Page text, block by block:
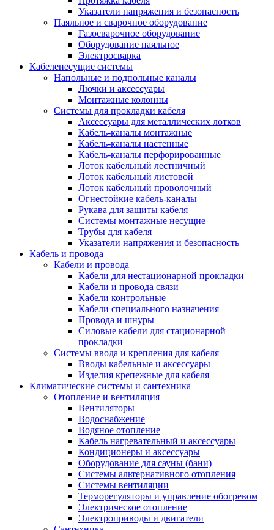
Указатели напряжения и безопасность
Паяльное и сварочное оборудование
Газосварочное оборудование
Оборудование паяльное
Электросварка
Кабеленесущие системы
Напольные и подпольные каналы
Лючки и аксессуары
Монтажные колонны
Системы для прокладки кабеля
Аксессуары для металлических лотков
Кабель-каналы монтажные
Кабель-каналы настенные
Кабель-каналы перфорированные
Лоток кабельный лестничный
Лоток кабельный листовой
Лоток кабельный проволочный
Огнестойкие кабель-каналы
Рукава для защиты кабеля
Системы монтажные несущие
Трубы для кабеля
Указатели напряжения и безопасность
Кабель и провода
Кабели и провода
Кабели для нестационарной прокладки
Кабели и провода связи
Кабели контрольные
Кабели специального назначения
Провода и шнуры
Силовые кабели для стационарной
прокладки
Системы ввода и крепления для кабеля
Вводы кабельные и аксессуары
Изделия крепежные для кабеля
Климатические системы и сантехника
Отопление и вентиляция
Вентиляторы
Водоснабжение
Водяное отопление
Кабель нагревательный и аксессуары
Кондиционеры и аксессуары
Оборудование для сауны (бани)
Системы альтернативного отопления
Системы вентиляции
Терморегуляторы и управление обогревом
Электрическое отопление
Электроприводы и двигатели